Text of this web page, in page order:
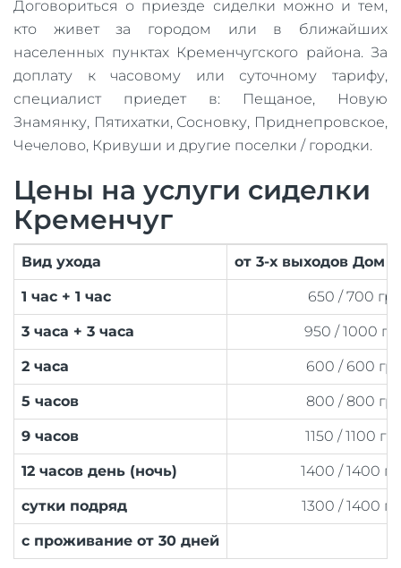
Договориться о приезде сиделки можно и тем,
кто живет за городом или в ближайших
населенных пунктах Кременчугского района. За
доплату к часовому или суточному тарифу,
специалист приедет в: Пещаное, Новую
Знамянку, Пятихатки, Сосновку, Приднепровское,
Чечелово, Кривуши и другие поселки / городки.
Цены на услуги сиделки
Кременчуг
Вид ухода от 3-х выходов Дом /
1 час + 1 час 650 / 700
3 часа + 3 часа 950 / 1000
2 часа 600 / 600
5 часов 800 / 800
9 часов 1150 / 1100
12 часов день (ночь) 1400 / 1400
сутки подряд 1300 / 1400
с проживание от 30 дней